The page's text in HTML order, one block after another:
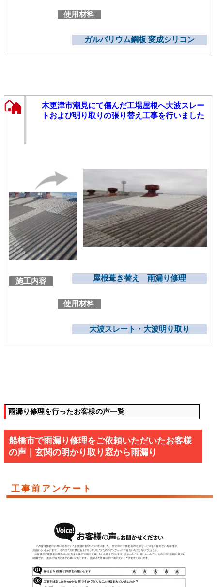
使用材料
ガルバリウム鋼板 変成シリコン
木更津市潮見にて傷んだ工場屋根へ大波スレー
トおよび明り取りの張り替え工事を行いました
施工内容 屋根葺き替え 雨漏り修理
使用材料
大波スレート・大波明り取り
雨漏り修理を行ったお客様の声一覧
船橋市で雨漏り修理をご依頼いただいたお客様
の声｜玄関の明かり取り窓から雨漏り
工事前アンケート